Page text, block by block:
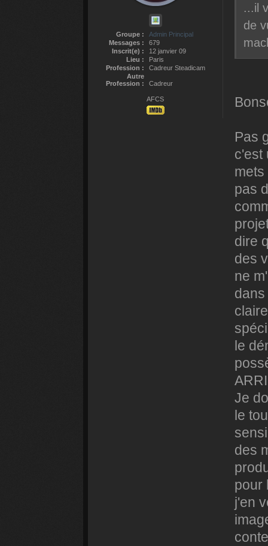
Groupe :
Admin Principal
Messages :
679
Inscrit(e) :
12 janvier 09
Lieu :
Paris
Profession :
Cadreur Steadicam
Autre
Profession :
Cadreur
AFCS
...il
de
Pas
c'est
pas
dire
des
ne
le
Je
le
des
pour
j'en